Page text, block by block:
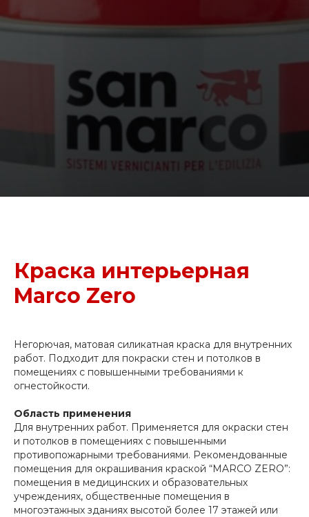
Краска интерьерная
Marco Zero
Негорючая, матовая силикатная краска для внутренних
работ. Подходит для покраски стен и потолков в
помещениях с повышенными требованиями к
огнестойкости.
Область применения
Для внутренних работ. Применяется для окраски стен
и потолков в помещениях с повышенными
противопожарными требованиями. Рекомендованные
помещения для окрашивания краской “MARCO ZERO”:
помещения в медицинских и образовательных
учреждениях, общественные помещения в
многоэтажных зданиях высотой более 17 этажей или